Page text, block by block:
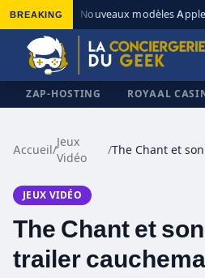
BREAKING Nouveaux modèles
ZAP-HOSTING ROYAAL
Accueil/
Jeux
Vidéo
/
JEUX VIDÉO
The Chant et
trailer